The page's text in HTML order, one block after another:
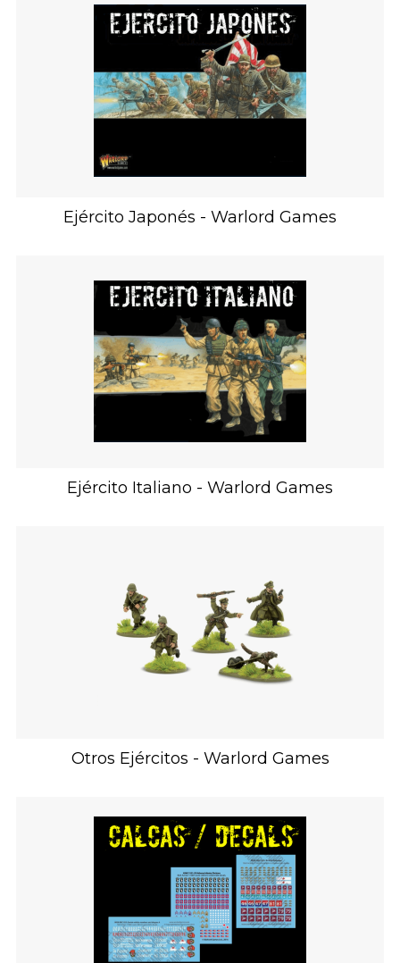
Ejército Japonés - Warlord Games
Ejército Italiano - Warlord Games
Otros Ejércitos - Warlord Games